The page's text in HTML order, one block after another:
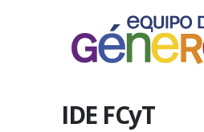
IDE FCyT